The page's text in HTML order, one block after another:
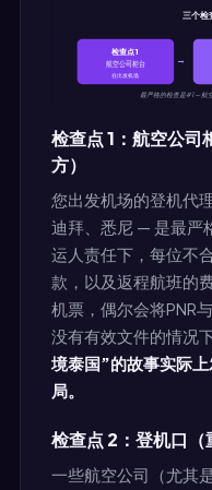
三个检
检查点 1
航空公司柜台
在出发机场
→
最严格的检查是#1 — 航
检查点 1：航空公司
方）
您出发机场的登机代
迪拜、悉尼 — 是最严
运人责任下，每位不
款，以及返程航班的
机票，偶尔会将PNR
没有有效文件的情况
境泰国”的故事实际
局。
检查点 2：登机口（
一些航空公司（尤其